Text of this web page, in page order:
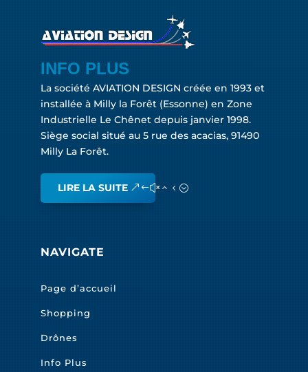
INFO PLUS
La société AVIATION DESIGN créée en 1993 et
installée à Milly la Forêt (Essonne) en Zone
Industrielle Le Chênet depuis janvier 1998.
Siège social situé au 5 rue des acacias, 91490
Milly La Forêt.
LIRE LA SUITE
NAVIGATE
Page d’accueil
Shopping
Drônes
Info Plus